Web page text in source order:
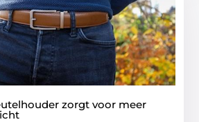
zorgt voor meer